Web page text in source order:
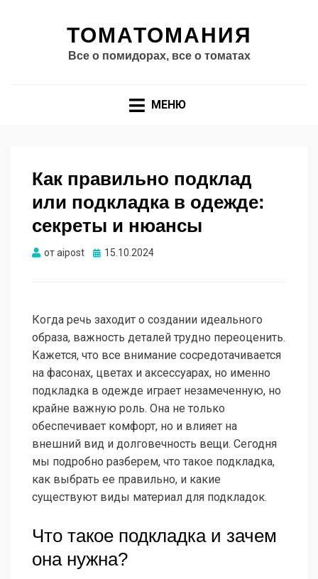
ТОМАТОМАНИЯ
Все о помидорах, все о томатах
МЕНЮ
Как правильно подклад
или подкладка в одежде:
секреты и нюансы
отaipost Опубликовано
15.10.2024
Когда речь заходит о создании идеального
образа, важность деталей трудно переоценить.
Кажется, что все внимание сосредотачивается
на фасонах, цветах и аксессуарах, но именно
подкладка в одежде играет незамеченную, но
крайне важную роль. Она не только
обеспечивает комфорт, но и влияет на
внешний вид и долговечность вещи. Сегодня
мы подробно разберем, что такое подкладка,
как выбрать ее правильно, и какие
существуют виды материал для подкладок.
Что такое подкладка и зачем
она нужна?